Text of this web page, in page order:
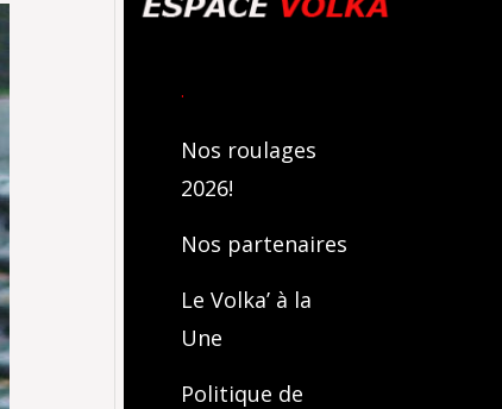
.
Nos roulages
2026!
Nos partenaires
Le Volka’ à la
Une
Politique de